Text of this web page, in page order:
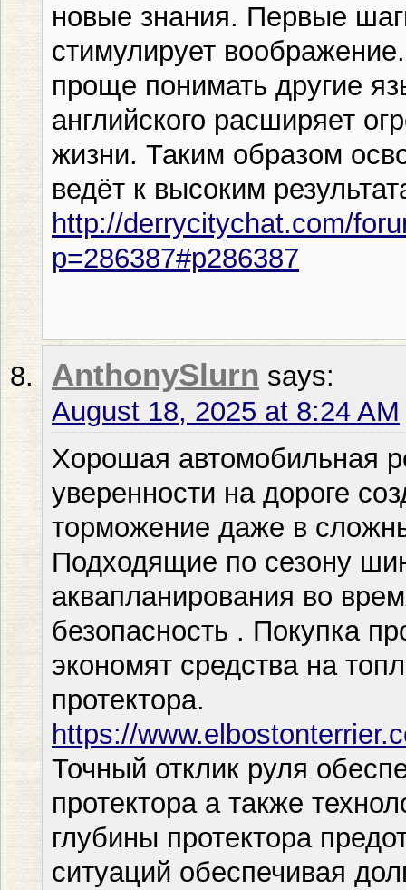
новые знания. Первые
стимулирует
проще понимать другие
английского расширяет
жизни. Таким образом
ведёт к высоким
http://derrycitychat.com/
p=286387#p286387
AnthonySlurn says:
August 18, 2025 at 8:24 AM
Хорошая автомобильная
уверенности на дороге
торможение даже в
Подходящие по сезону
аквапланирования во
безопасность . Покупка
экономят средства на
протектора.
https://
Точный отклик руля
протектора а также
глубины протектора
ситуаций обеспечивая